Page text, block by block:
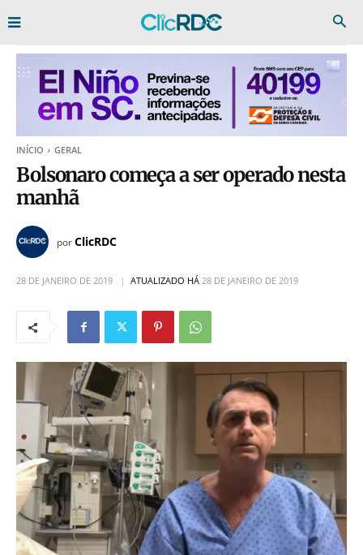
INÍCIO GERAL
Bolsonaro começa a ser operado nesta
manhã
porClicRDC
28 DE JANEIRO DE 2019 ATUALIZADO HÁ 28 DE JANEIRO DE 2019